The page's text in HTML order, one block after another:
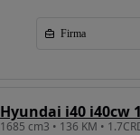
Firma
Hyundai i40 i40cw
1685 cm3 • 136 KM •